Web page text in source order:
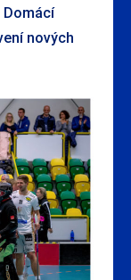
Domácí
nových